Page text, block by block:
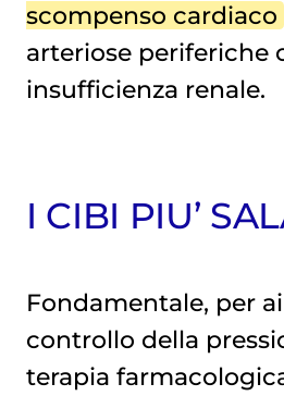
scompenso cardiaco
arteriose periferiche
insufficienza renale.
I CIBI PIU’
Fondamentale, per
controllo della
terapia